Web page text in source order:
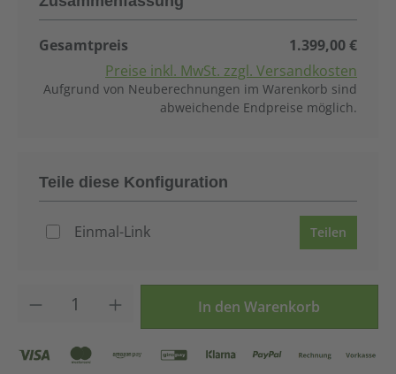
Gesamtpreis
1.399,00 €
Preise inkl. MwSt. zzgl. Versandkosten
Aufgrund von Neuberechnungen im Warenkorb sind
abweichende Endpreise möglich.
Teile diese Konfiguration
Einmal-Link Teilen
Produkt Anzahl: Gib den gewünschten
In den Warenkorb